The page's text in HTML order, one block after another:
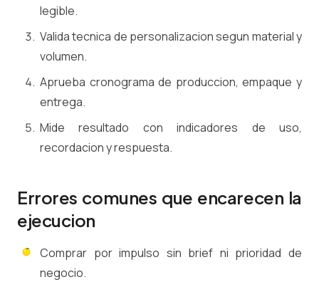
legible.
Valida tecnica de personalizacion segun material y
volumen.
Aprueba cronograma de produccion, empaque y
entrega.
Mide resultado con indicadores de uso,
recordacion y respuesta.
Errores comunes que encarecen la
ejecucion
Comprar por impulso sin brief ni prioridad de
negocio.